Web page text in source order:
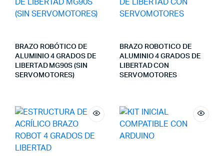
BRAZO ROBÓTICO DE
ALUMINIO 4 GRADOS DE
LIBERTAD MG90S (SIN
SERVOMOTORES)
BRAZO ROBOTICO DE
ALUMINIO 4 GRADOS DE
LIBERTAD CON
SERVOMOTORES